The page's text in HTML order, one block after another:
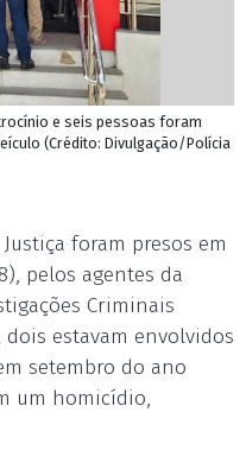
e seis pessoas foram
(Crédito: Divulgação/Polícia
foram presos em
pelos agentes da
Criminais
dois estavam envolvidos
setembro do ano
um homicídio,